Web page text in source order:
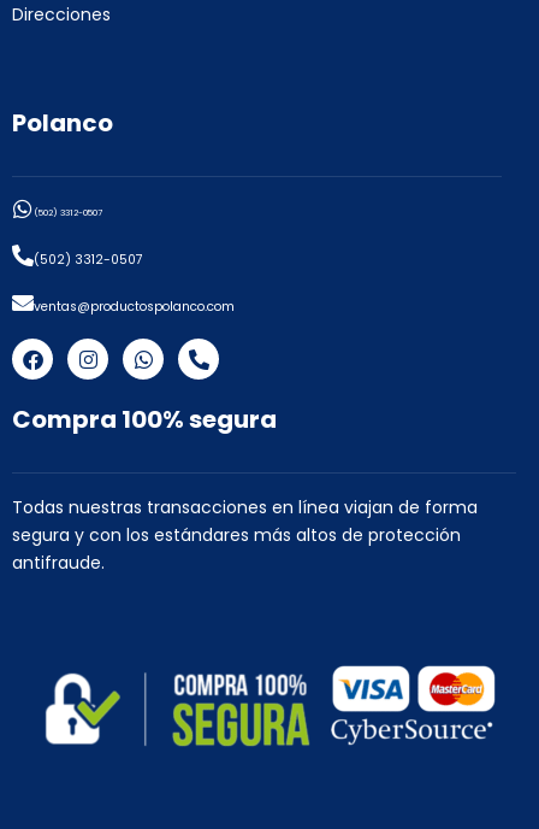
Direcciones
Polanco
(502) 3312-0507
(502) 3312-0507
ventas@productospolanco.com
F
a
c
e
b
o
I
n
s
t
a
r
m
W
h
a
t
s
p
P
h
o
n
e
a
t
Compra 100% segura
Todas nuestras transacciones en línea viajan de forma
segura y con los estándares más altos de protección
antifraude.